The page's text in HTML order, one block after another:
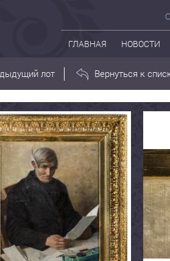
ГЛАВНАЯ НОВОСТИ
лот Вернуться к